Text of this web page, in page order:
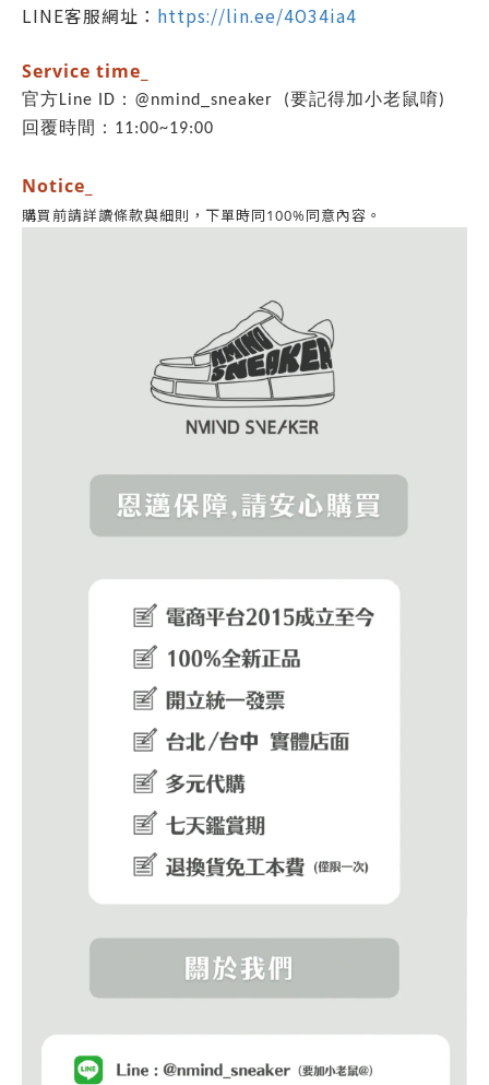
LINE客服網址： https://lin.ee/4O34ia4
Service time_
官方Line ID：@nmind_sneaker (要記得加小老鼠唷)
回覆時間：11:00~19:00
Notice_
購買前請詳讀條款與細則， 下單時同100%同意內容。